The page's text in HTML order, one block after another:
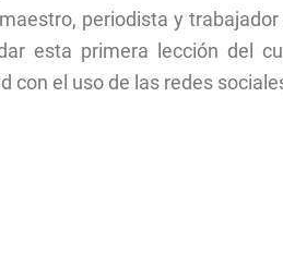
periodista y
esta primera lección del
con el uso de las redes